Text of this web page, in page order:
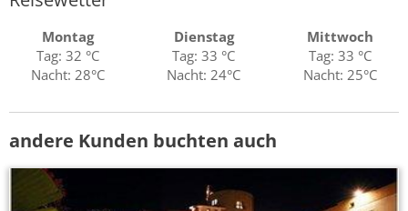
Montag
Tag: 32 °C
Nacht: 28°C
Dienstag
Tag: 33 °C
Nacht: 24°C
Mittwoch
Tag: 33 °C
Nacht: 25°C
andere Kunden buchten auch